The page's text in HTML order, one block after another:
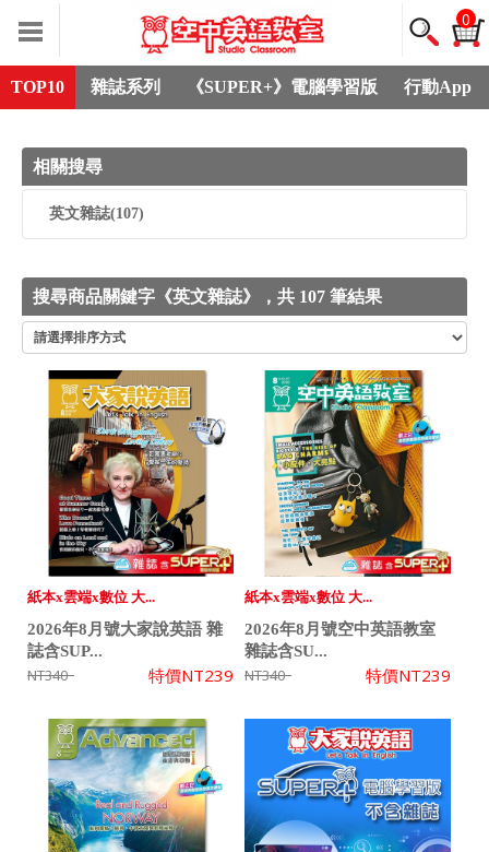
0
TOP10 雜誌系列 《SUPER+》電腦學習版 行動App
相關搜尋
英文雜誌(107)
搜尋商品關鍵字《英文雜誌》，共 107 筆結果
紙本x雲端x數位 大...
2026年8月號大家說英語 雜
誌含SUP...
NT340 特價NT239
紙本x雲端x數位 大...
2026年8月號空中英語教室
雜誌含SU...
NT340 特價NT239